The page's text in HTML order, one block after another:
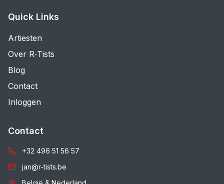
Quick Links
Artiesten
Over R‑Tists
Blog
Contact
Inloggen
Contact
+32 496 51 56 57
jan@r-tists.be